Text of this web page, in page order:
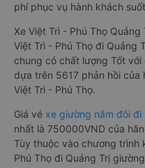
phí phục vụ hành khách
Xe Việt Trì - Phú Thọ
Việt Trì - Phú Thọ đi Quảng
chung có chất lượng Tốt
dựa trên 5617 phản hồi của
Việt Trì - Phú Thọ.
Giá vé xe giường nằm đôi đi
nhất là 750000VND của
Tùy thuộc vào chương trình
Phú Thọ đi Quảng Trị